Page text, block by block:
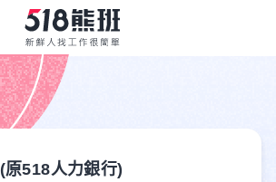
(原518人力銀行)